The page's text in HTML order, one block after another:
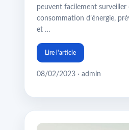
peuvent facilement surveiller
consommation d’énergie,
et …
Lire l'article
08/02/2023 · admin